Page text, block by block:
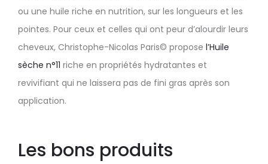
ou une huile riche en nutrition, sur les longueurs et les
pointes. Pour ceux et celles qui ont peur d’alourdir leurs
cheveux, Christophe-Nicolas Paris© propose l’Huile
sèche n°11 riche en propriétés hydratantes et
revivifiant qui ne laissera pas de fini gras après son
application.
Les bons produits